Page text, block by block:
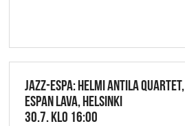
JAZZ-ESPA: HELMI ANTILA QUARTET,
ESPAN LAVA, HELSINKI
30.7. KLO 16:00